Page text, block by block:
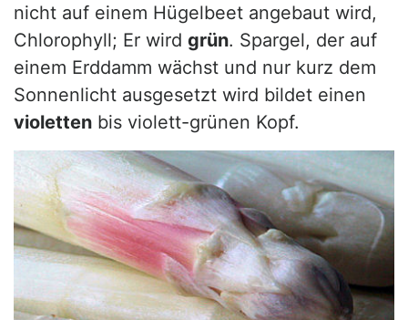
nicht auf einem Hügelbeet angebaut wird,
Chlorophyll; Er wird grün. Spargel, der auf
einem Erddamm wächst und nur kurz dem
Sonnenlicht ausgesetzt wird bildet einen
violetten bis violett-grünen Kopf.